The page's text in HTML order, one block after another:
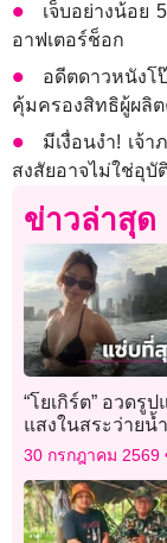
เจ็บอย่างน้อย
อาฟเตอร์ช็อก
อดีตดาวหนังโ
คุ้มครองสิทธิผู้ผลิ
มีเงื่อนงำ! เจ้
สงสัยอาจไม่ใช่อุบั
ข่าวล่าสุด
“โยเกิร์ต” อวดรู
แสงในสระว่ายน้
สนิทตัดผิวขาวล
แฟนๆสั่นหนักมาก
30 กรกฎาคม 2569